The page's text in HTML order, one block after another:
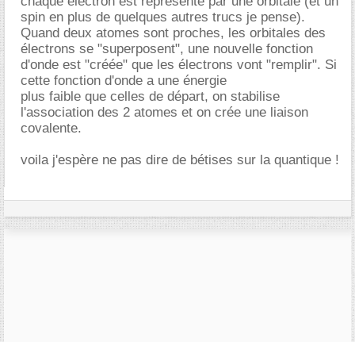
spin en plus de quelques autres trucs je pense).
Quand deux atomes sont proches, les orbitales des
électrons se "superposent", une nouvelle fonction
d'onde est "créée" que les électrons vont "remplir". Si
cette fonction d'onde a une énergie
plus faible que celles de départ, on stabilise
l'association des 2 atomes et on crée une liaison
covalente.
voila j'espère ne pas dire de bétises sur la quantique !